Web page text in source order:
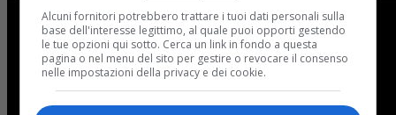
Alcuni fornitori potrebbero trattare i tuoi dati personali sulla
base dell'interesse legittimo, al quale puoi opporti gestendo
le tue opzioni qui sotto. Cerca un link in fondo a questa
pagina o nel menu del sito per gestire o revocare il consenso
nelle impostazioni della privacy e dei cookie.